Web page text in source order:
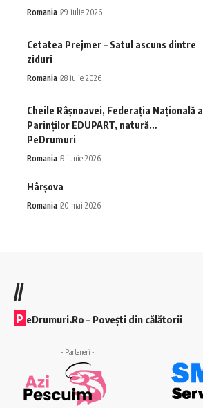
Romania 29 iulie 2026
Cetatea Prejmer – Satul ascuns dintre
ziduri
Romania 28 iulie 2026
Cheile Râșnoavei, Federația Națională a
Parinților EDUPART, natură…
PeDrumuri
Romania 9 iunie 2026
Hârșova
Romania 20 mai 2026
//
P eDrumuri.Ro – Povești din călătorii
- Parteneri -